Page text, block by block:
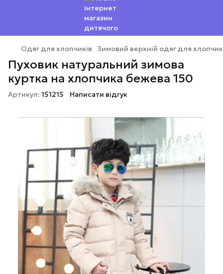
Одяг для хлопчиків Зимовий верхній одяг для
Пуховик натуральний зимова
куртка на хлопчика бежева 150
Артикул: 151215 Написати відгук